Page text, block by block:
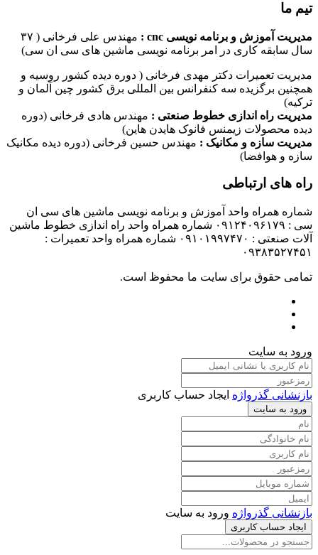
تیم ما
مدیریت آموزش و برنامه نویسی cnc :
مهندس علی فرخانی ( ۳۷
سال سابقه کاری در امر برنامه نویسی ماشین های سی ان سی)
مدیریت تعمیرات دکتر مهدی فرخانی ( دوره دیده کشور روسیه و
همچنین برگزیده سه کنفرانس بین المللی برق کشور چین آلمان و
ترکیه)
مدیریت راه اندازی خطوط صنعتی : مهندس هادی فرخانی (دوره
دیده محصولات زیمنس فانوک هایدن هاین)
مدیریت سازه و مکانیک : مهندس حسین فرخانی (دوره دیده مکانیک
سازه و هوافضا)
راه های ارتباطی
شماره همراه واحد آموزش و برنامه نویسی ماشین های سی ان
سی : ۰۹۱۲۴۰۹۶۱۷۹ شماره همراه واحد راه اندازی خطوط ماشین
آلات صنعتی : ۰۹۱۰۱۹۹۷۴۷۰ شماره همراه واحد تعمیرات :
۰۹۳۸۳۵۲۷۴۵۱
تمامی حقوق برای سایت ما محفوظ است.
ورود به سایت
بازنشانی گذرواژه ایجاد حساب کاربری
ورود به سایت
بازنشانی گذرواژه ورود به سایت
ایجاد حساب کاربری